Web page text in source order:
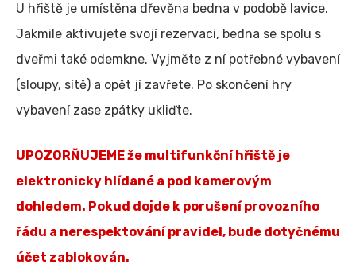
U hřiště je umístěna dřevěna bedna v podobě lavice.
Jakmile aktivujete svojí rezervaci, bedna se spolu s
dveřmi také odemkne. Vyjměte z ní potřebné vybavení
(sloupy, sítě) a opět jí zavřete. Po skončení hry
vybavení zase zpátky ukliďte.
UPOZORŇUJEME že multifunkční hřiště je
elektronicky hlídané a pod kamerovým
dohledem. Pokud dojde k porušení provozního
řádu a nerespektování pravidel, bude dotyčnému
účet zablokován.